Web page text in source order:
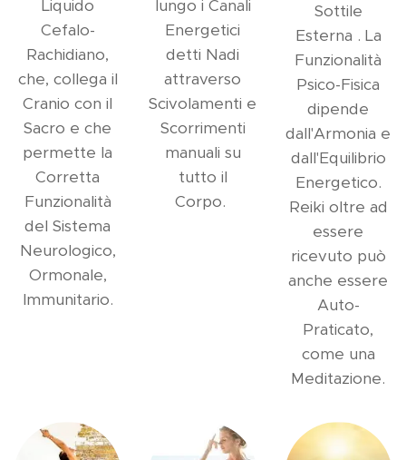
Liquido
Cefalo-
Rachidiano,
che, collega il
Cranio con il
Sacro e che
permette la
Corretta
Funzionalità
del Sistema
Neurologico,
Ormonale,
Immunitario.
lungo i Canali
Energetici
detti Nadi
attraverso
Scivolamenti e
Scorrimenti
manuali su
tutto il
Corpo.
Sottile
Esterna . La
Funzionalità
Psico-Fisica
dipende
dall'Armonia e
dall'Equilibrio
Energetico.
Reiki oltre ad
essere
ricevuto può
anche essere
Auto-
Praticato,
come una
Meditazione.